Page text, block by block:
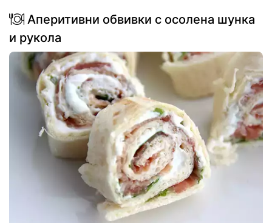
Аперитивни обвивки с осолена шунка
и рукола